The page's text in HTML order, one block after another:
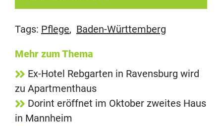
Tags: Pflege, Baden-Württemberg
Mehr zum Thema
Ex-Hotel Rebgarten in Ravensburg wird
zu Apartmenthaus
Dorint eröffnet im Oktober zweites Haus
in Mannheim